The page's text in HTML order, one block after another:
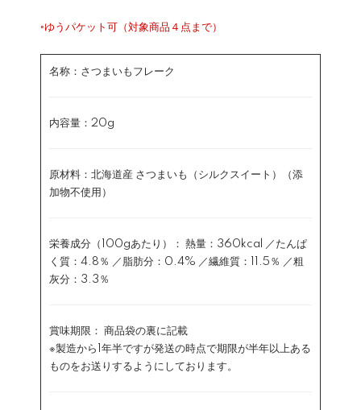
◦ゆうパケット可（対象商品４点まで）
名称：さつまいもフレーク
内容量：20g
原材料：北海道産 さつまいも（シルクスイート）（添
加物不使用）
栄養成分（100gあたり）： 熱量：360kcal ／たんぱ
く質：4.8％ ／脂肪分：0.4% ／繊維質：11.5％ ／粗
灰分：3.3％
賞味期限： 商品袋の裏に記載
※製造から1年半ですが発送の時点で期限が半年以上ある
ものをお送りするようにしております。